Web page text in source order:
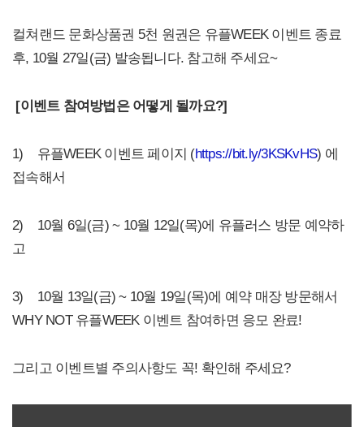
컬쳐랜드 문화상품권 5천 원권은 유플WEEK 이벤트 종료
후, 10월 27일(금) 발송됩니다. 참고해 주세요~
[이벤트 참여방법은 어떻게 될까요?]
1) 유플WEEK 이벤트 페이지 (https://bit.ly/3KSKvHS) 에
접속해서
2) 10월 6일(금) ~ 10월 12일(목)에 유플러스 방문 예약하
고
3) 10월 13일(금) ~ 10월 19일(목)에 예약 매장 방문해서
WHY NOT 유플WEEK 이벤트 참여하면 응모 완료!
그리고 이벤트별 주의사항도 꼭! 확인해 주세요?